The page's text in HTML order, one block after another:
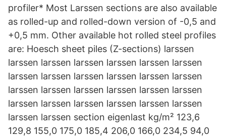
profiler* Most Larssen sections are also available
as rolled-up and rolled-down version of -0,5 and
+0,5 mm. Other available hot rolled steel profiles
are: Hoesch sheet piles (Z-sections) larssen
larssen larssen larssen larssen larssen larssen
larssen larssen larssen larssen larssen larssen
larssen larssen larssen larssen larssen larssen
larssen larssen larssen larssen larssen larssen
larssen larssen section eigenlast kg/m² 123,6
129,8 155,0 175,0 185,4 206,0 166,0 234,5 94,0